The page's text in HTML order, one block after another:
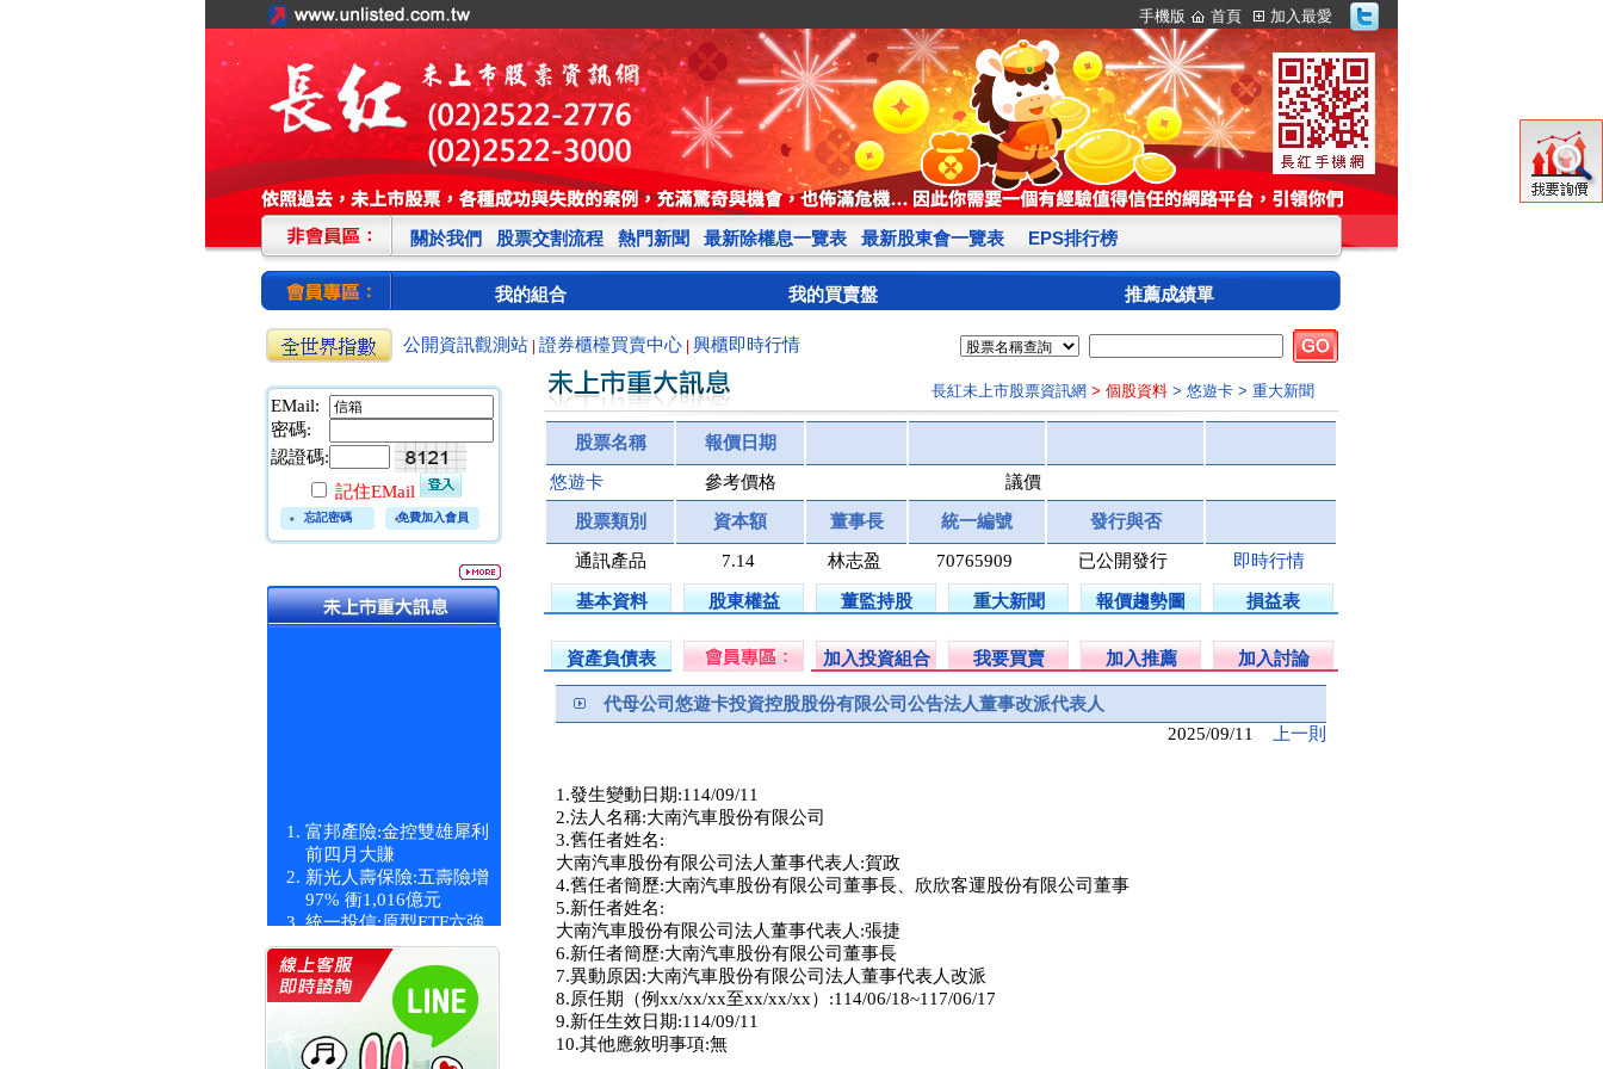
手機版 首頁 加入最愛
關於我們 股票交割流程 熱門新聞 最新除權息一覽表 最新股東會一覽表 EPS排行榜
我的組合 我的買賣盤 推薦成績單
公開資訊觀測站 證券櫃檯買賣中心 興櫃即時行情
EMail:
密碼:
認證碼:
記住EMail
忘記密碼 免費加入會員
富邦產險:金控雙雄犀利
前四月大賺
新光人壽保險:五壽險增
97% 衝1,016億元
統一投信:原型ETF六強
統一投信:主動式ETF溢
價 被盯上
新光人壽保險:新壽Q1外
價金將達996億
宇辰系統科技:宇辰業績
長紅未上市股票資訊網 > 個股資料 > 悠遊卡 > 重大新聞
股票名稱 報價日期
悠遊卡 參考價格 議價
股票類別 資本額 董事長 統一編號 發行與否
通訊產品 7.14 林志盈 70765909 已公開發行 即時行情
基本資料 股東權益 董監持股 重大新聞 報價趨勢圖 損益表
資產負債表 加入投資組合 我要買賣 加入推薦 加入討論
代母公司悠遊卡投資控股股份有限公司公告法人董事改派代表人
2025/09/11 上一則
1.發生變動日期:114/09/11
2.法人名稱:大南汽車股份有限公司
3.舊任者姓名:
大南汽車股份有限公司法人董事代表人:賀政
4.舊任者簡歷:大南汽車股份有限公司董事長、欣欣客運股份有限公司董事
5.新任者姓名:
大南汽車股份有限公司法人董事代表人:張捷
6.新任者簡歷:大南汽車股份有限公司董事長
7.異動原因:大南汽車股份有限公司法人董事代表人改派
8.原任期（例xx/xx/xx至xx/xx/xx）:114/06/18~117/06/17
9.新任生效日期:114/09/11
10.其他應敘明事項:無